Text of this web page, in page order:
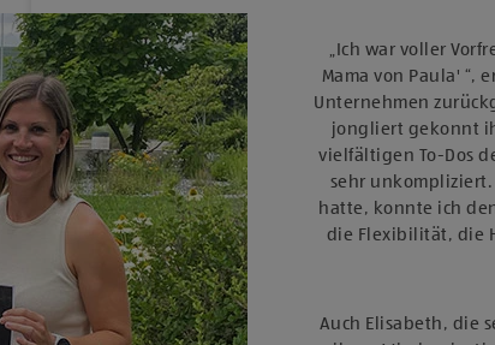
„Ich war voller
Mama von Paula' “,
Unternehmen
jongliert gekonnt
vielfältigen To-Dos
sehr
hatte, konnte ich
die Flexibilität, die
Auch Elisabeth, die